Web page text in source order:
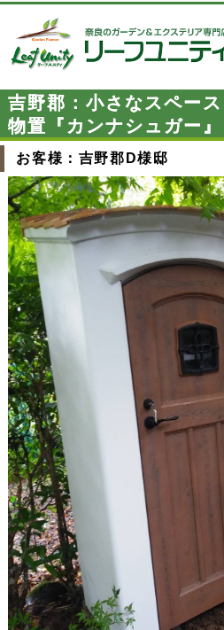
吉野郡：小さなスペー
物置『カンナシュガー』
お客様：吉野郡D様邸